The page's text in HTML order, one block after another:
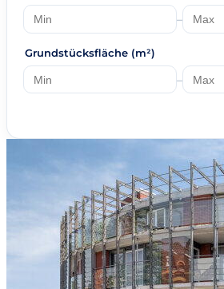
–
Grundstücksfläche (m²)
–